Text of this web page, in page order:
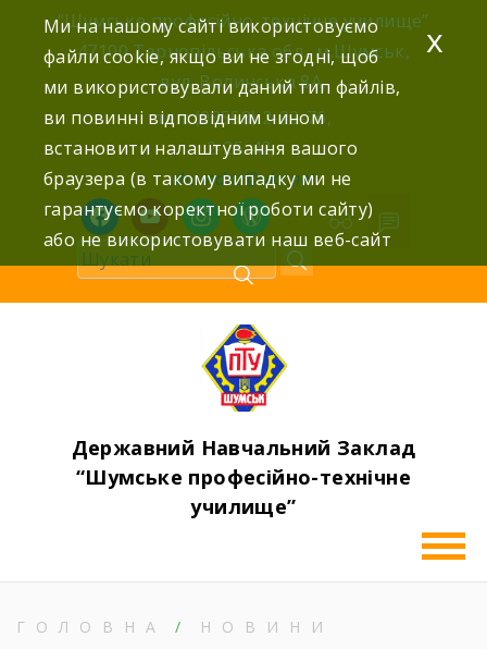
content
“Шумське професійно-технічне училище”
47100 Тернопільська обл., м.Шумськ,
вул. Волинська 8А,
тел: (03558) 2-22-76,
2-25-42,
shumdnz@ukr.net
facebookyoutubeinstagramwordpress
Державний Навчальний Заклад
“Шумське професійно-технічне
училище”
ГОЛОВНА
НОВИНИ
Ми на нашому сайті використовуємо
файли cookie, якщо ви не згодні, щоб
ми використовували даний тип файлів,
ви повинні відповідним чином
встановити налаштування вашого
браузера (в такому випадку ми не
гарантуємо коректної роботи сайту)
або не використовувати наш веб-сайт
x